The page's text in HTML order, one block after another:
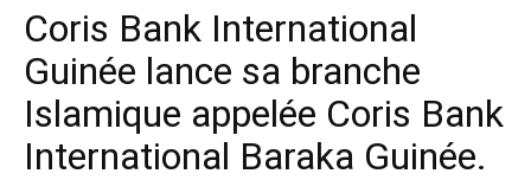
Coris Bank International
Guinée lance sa branche
Islamique appelée Coris Bank
International Baraka Guinée.